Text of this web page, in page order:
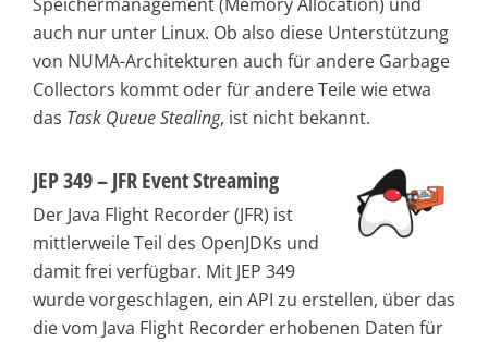
auch nur unter Linux. Ob also diese Unterstützung
von NUMA-Architekturen auch für andere Garbage
Collectors kommt oder für andere Teile wie etwa
das Task Queue Stealing, ist nicht bekannt.
JEP 349 – JFR Event Streaming
Der Java Flight Recorder (JFR) ist
mittlerweile Teil des OpenJDKs und
damit frei verfügbar. Mit JEP 349
wurde vorgeschlagen, ein API zu erstellen, über das
die vom Java Flight Recorder erhobenen Daten für